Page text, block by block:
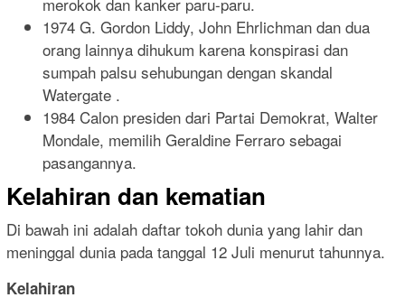
1974 G. Gordon Liddy, John Ehrlichman dan dua
orang lainnya dihukum karena konspirasi dan
sumpah palsu sehubungan dengan skandal
Watergate .
1984 Calon presiden dari Partai Demokrat, Walter
Mondale, memilih Geraldine Ferraro sebagai
pasangannya.
Kelahiran dan kematian
Di bawah ini adalah daftar tokoh dunia yang lahir dan
meninggal dunia pada tanggal 12 Juli menurut tahunnya.
Kelahiran